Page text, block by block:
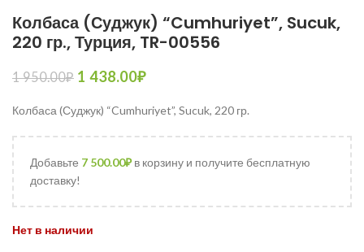
Колбаса (Суджук) “Cumhuriyet”, Sucuk,
220 гр., Турция, TR-00556
1 950.00₽ 1 438.00₽
Колбаса (Суджук) “Cumhuriyet”, Sucuk, 220 гр.
Добавьте 7 500.00₽в корзину и получите бесплатную
доставку!
Нет в наличии